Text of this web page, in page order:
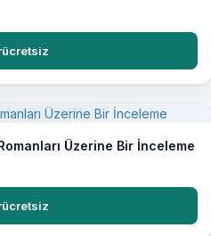
Üzerine Bir İnceleme